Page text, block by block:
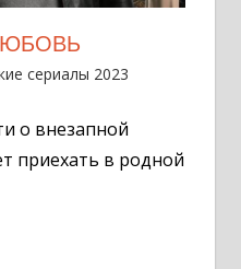
сериалы 2023
о внезапной
приехать в родной